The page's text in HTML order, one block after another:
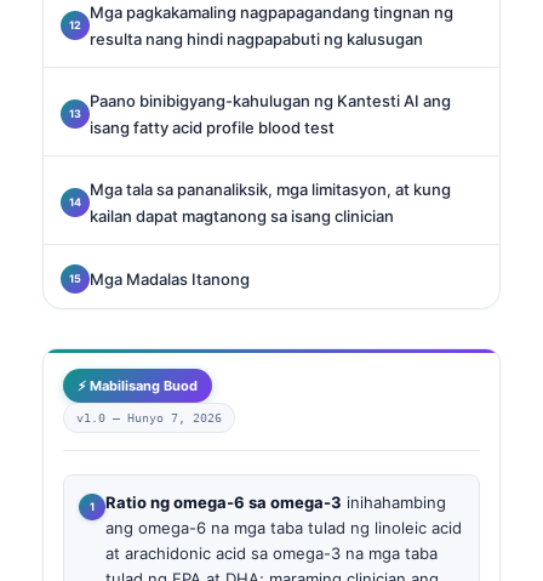
Mga pagkakamaling nagpapagandang tingnan ng
resulta nang hindi nagpapabuti ng kalusugan
Paano binibigyang-kahulugan ng Kantesti AI ang
isang fatty acid profile blood test
Mga tala sa pananaliksik, mga limitasyon, at kung
kailan dapat magtanong sa isang clinician
Mga Madalas Itanong
⚡ Mabilisang Buod
v1.0 — Hunyo 7, 2026
Ratio ng omega-6 sa omega-3 inihahambing
ang omega-6 na mga taba tulad ng linoleic acid
at arachidonic acid sa omega-3 na mga taba